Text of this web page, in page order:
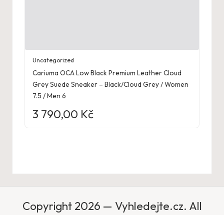
Uncategorized
Cariuma OCA Low Black Premium Leather Cloud
Grey Suede Sneaker – Black/Cloud Grey / Women
7.5 / Men 6
3 790,00 Kč
Copyright 2026 — Vyhledejte.cz. All